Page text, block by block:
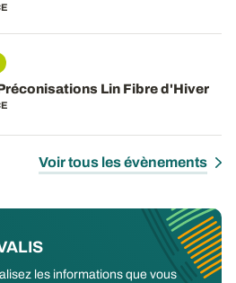
Lin Fibre d'Hiver
Voir tous les évènements
les informations que vous